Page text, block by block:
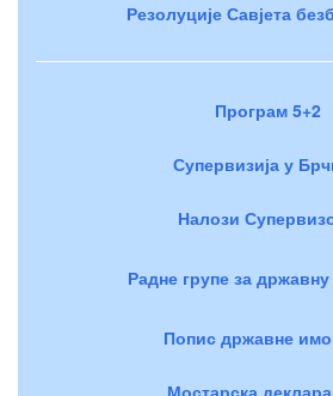
Резолуције Савјета
Програм 5+2
Супервизија у
Налози
Радне групе за
Попис државне